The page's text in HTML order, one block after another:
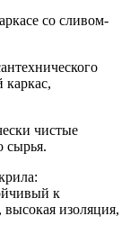
со сливом-
чистые
сырья.
к
изоляция,